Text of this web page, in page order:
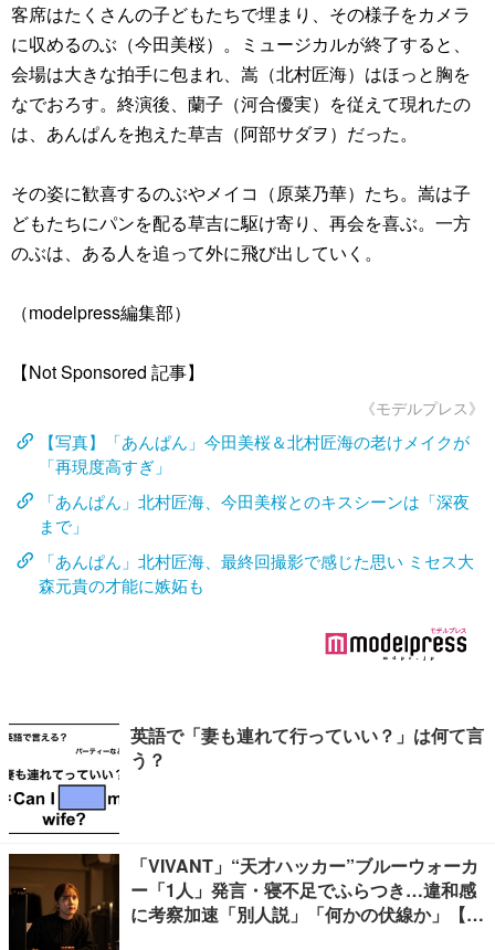
客席はたくさんの子どもたちで埋まり、その様子をカメラ
に収めるのぶ（今田美桜）。ミュージカルが終了すると、
会場は大きな拍手に包まれ、嵩（北村匠海）はほっと胸を
なでおろす。終演後、蘭子（河合優実）を従えて現れたの
は、あんぱんを抱えた草吉（阿部サダヲ）だった。
その姿に歓喜するのぶやメイコ（原菜乃華）たち。嵩は子
どもたちにパンを配る草吉に駆け寄り、再会を喜ぶ。一方
のぶは、ある人を追って外に飛び出していく。
（modelpress編集部）
【Not Sponsored 記事】
《モデルプレス》
【写真】「あんぱん」今田美桜＆北村匠海の老けメイクが
「再現度高すぎ」
「あんぱん」北村匠海、今田美桜とのキスシーンは「深夜
まで」
「あんぱん」北村匠海、最終回撮影で感じた思い ミセス大
森元貴の才能に嫉妬も
英語で「妻も連れて行っていい？」は何て言
う？
「VIVANT」“天才ハッカー”ブルーウォーカ
ー「1人」発言・寝不足でふらつき…違和感
に考察加速「別人説」「何かの伏線か」【ネ